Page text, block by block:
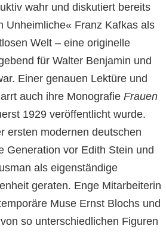
wahr und diskutiert bereits
Unheimliche« Franz Kafkas als
Welt – eine originelle
für Walter Benjamin und
Einer genauen Lektüre und
auch ihre Monografie Frauen
1929 veröffentlicht wurde.
ersten modernen deutschen
Generation vor Edith Stein und
als eigenständige
geraten. Enge Mitarbeiterin
Muse Ernst Blochs und
so unterschiedlichen Figuren